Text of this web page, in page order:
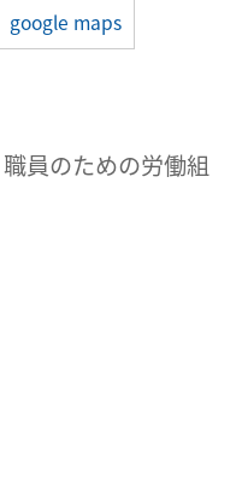
google maps
員のための労働組